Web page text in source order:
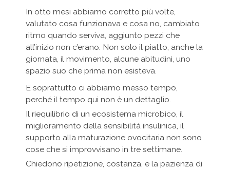
In otto mesi abbiamo corretto più volte,
valutato cosa funzionava e cosa no, cambiato
ritmo quando serviva, aggiunto pezzi che
all’inizio non c’erano. Non solo il piatto, anche la
giornata, il movimento, alcune abitudini, uno
spazio suo che prima non esisteva.
E soprattutto ci abbiamo messo tempo,
perché il tempo qui non è un dettaglio.
Il riequilibrio di un ecosistema microbico, il
miglioramento della sensibilità insulinica, il
supporto alla maturazione ovocitaria non sono
cose che si improvvisano in tre settimane.
Chiedono ripetizione, costanza, e la pazienza di